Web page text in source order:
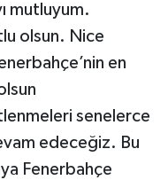
mutluyum.
olsun. Nice
en
senelerce
edeceğiz. Bu
Fenerbahçe